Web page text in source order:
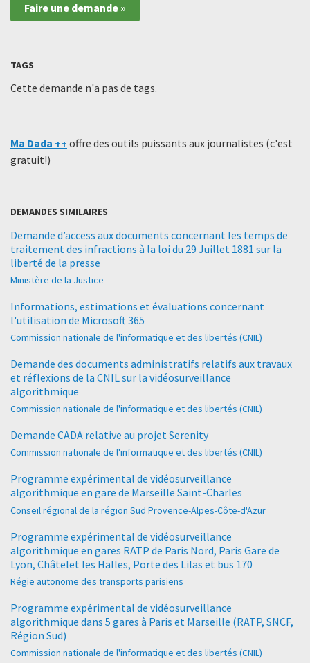
Faire une demande »
TAGS
Cette demande n'a pas de tags.
Ma Dada ++ offre des outils puissants aux journalistes (c'est
gratuit!)
DEMANDES SIMILAIRES
Demande d’access aux documents concernant les temps de
traitement des infractions à la loi du 29 Juillet 1881 sur la
liberté de la presse
Ministère de la Justice
Informations, estimations et évaluations concernant
l'utilisation de Microsoft 365
Commission nationale de l'informatique et des libertés (CNIL)
Demande des documents administratifs relatifs aux travaux
et réflexions de la CNIL sur la vidéosurveillance
algorithmique
Commission nationale de l'informatique et des libertés (CNIL)
Demande CADA relative au projet Serenity
Commission nationale de l'informatique et des libertés (CNIL)
Programme expérimental de vidéosurveillance
algorithmique en gare de Marseille Saint-Charles
Conseil régional de la région Sud Provence-Alpes-Côte-d'Azur
Programme expérimental de vidéosurveillance
algorithmique en gares RATP de Paris Nord, Paris Gare de
Lyon, Châtelet les Halles, Porte des Lilas et bus 170
Régie autonome des transports parisiens
Programme expérimental de vidéosurveillance
algorithmique dans 5 gares à Paris et Marseille (RATP, SNCF,
Région Sud)
Commission nationale de l'informatique et des libertés (CNIL)